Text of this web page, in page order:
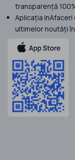
transparență
Aplicația InAfaceri
ultimelor noutăți